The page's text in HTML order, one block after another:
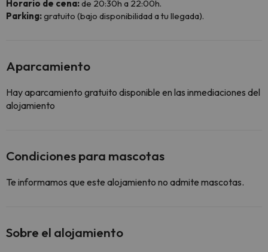
Horario de cena:de 20:30h a 22:00h.
Parking:gratuito (bajo disponibilidad a tu llegada).
Aparcamiento
Hay aparcamiento gratuito disponible en las inmediaciones del
alojamiento
Condiciones para mascotas
Te informamos que este alojamiento no admite mascotas.
Sobre el alojamiento